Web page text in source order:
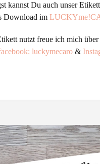
kannst Du auch unser
Download im
nutzt freue ich mich
luckymecaro &